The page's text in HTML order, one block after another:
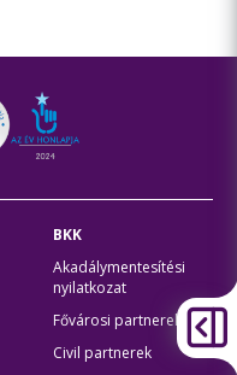
BKK
Akadálymentesítési
nyilatkozat
Fővárosi partnerek
Civil partnerek